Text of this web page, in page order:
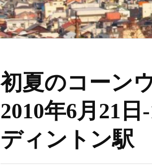
初夏のコーン
2010年6月21
ディントン駅